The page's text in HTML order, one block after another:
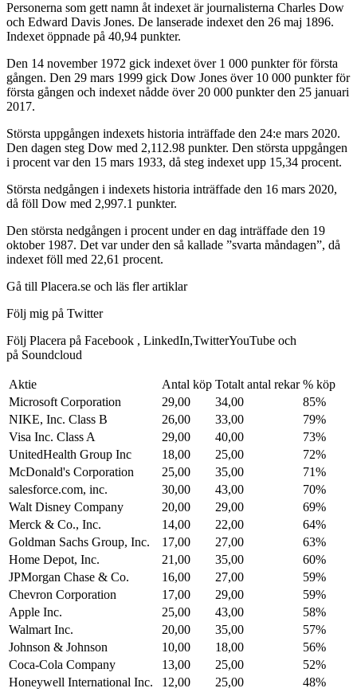
Personerna som gett namn åt indexet är journalisterna Charles Dow
och Edward Davis Jones. De lanserade indexet den 26 maj 1896.
Indexet öppnade på 40,94 punkter.
Den 14 november 1972 gick indexet över 1 000 punkter för första
gången. Den 29 mars 1999 gick Dow Jones över 10 000 punkter för
första gången och indexet nådde över 20 000 punkter den 25 januari
2017.
Största uppgången indexets historia inträffade den 24:e mars 2020.
Den dagen steg Dow med 2,112.98 punkter. Den största uppgången
i procent var den 15 mars 1933, då steg indexet upp 15,34 procent.
Största nedgången i indexets historia inträffade den 16 mars 2020,
då föll Dow med 2,997.1 punkter.
Den största nedgången i procent under en dag inträffade den 19
oktober 1987. Det var under den så kallade ”svarta måndagen”, då
indexet föll med 22,61 procent.
Gå till Placera.se och läs fler artiklar
Följ mig på Twitter
Följ Placera på Facebook , LinkedIn,TwitterYouTube och
på Soundcloud
Aktie Antal köp Totalt antal rekar % köp
Microsoft Corporation
29,00 34,00
85%
NIKE, Inc. Class B
26,00 33,00
79%
Visa Inc. Class A
29,00 40,00
73%
UnitedHealth Group Inc
18,00 25,00
72%
McDonald's Corporation
25,00 35,00
71%
salesforce.com, inc.
30,00 43,00
70%
Walt Disney Company
20,00 29,00
69%
Merck & Co., Inc.
14,00 22,00
64%
Goldman Sachs Group, Inc.
17,00 27,00
63%
Home Depot, Inc.
21,00 35,00
60%
JPMorgan Chase & Co.
16,00 27,00
59%
Chevron Corporation
17,00 29,00
59%
Apple Inc.
25,00 43,00
58%
Walmart Inc.
20,00 35,00
57%
Johnson & Johnson
10,00 18,00
56%
Coca-Cola Company
13,00 25,00
52%
Honeywell International Inc.
12,00 25,00
48%